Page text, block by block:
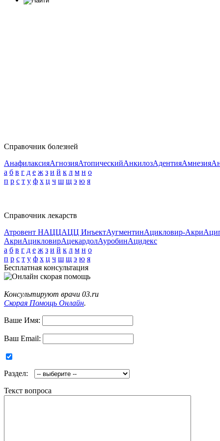
Справочник болезней
АнафилаксияАгнозияАтопическийАнкилозАдентияАмнезия
а б в г д е ж з и й к л м н о
п р с т у ф х ц ч ш щ э ю я
Справочник лекарств
Атровент НАЦЦАЦЦ ИнъектАугментинАцикловир-Акри
АкриАцикловирАцекардолАуробинАцидекс
а б в г д е ж з и й к л м н о
п р с т у ф х ц ч ш щ э ю я
Бесплатная консультация
Консультируют врачи 03.ru
Скорая Помощь Онлайн.
Ваше Имя:
Ваш Email:
Раздел:
Текст вопроса